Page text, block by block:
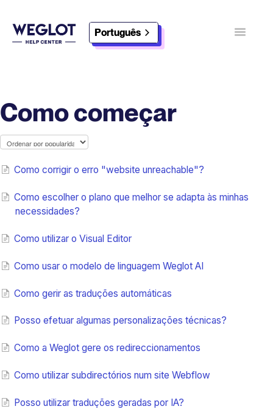
Português
Como começar
Como corrigir o erro "website unreachable"?
Como escolher o plano que melhor se adapta às minhas
necessidades?
Como utilizar o Visual Editor
Como usar o modelo de linguagem Weglot AI
Como gerir as traduções automáticas
Posso efetuar algumas personalizações técnicas?
Como a Weglot gere os redireccionamentos
Como utilizar subdirectórios num site Webflow
Posso utilizar traduções geradas por IA?